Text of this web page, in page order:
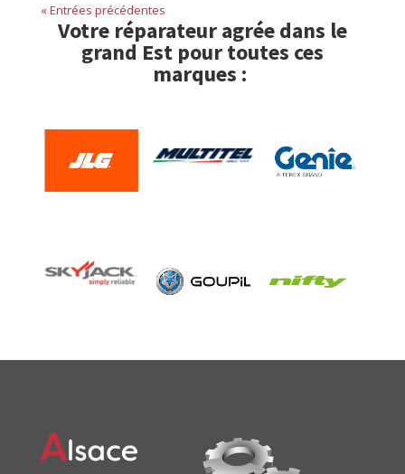
« Entrées précédentes
Votre réparateur agrée dans le
grand Est pour toutes ces
marques :